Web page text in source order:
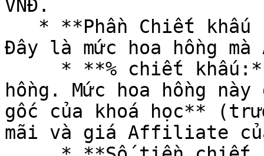
VNĐ.
Đây là mức hoa hồng
hồng. Mức hoa hồng
gốc của khoá học**
mãi và giá Affiliate